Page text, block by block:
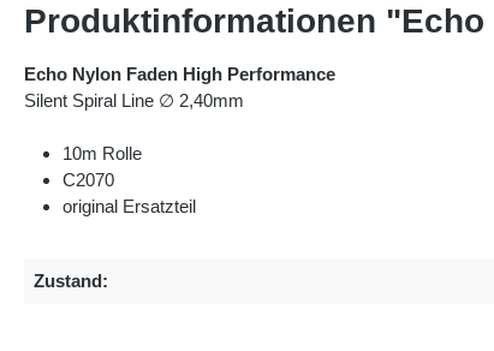
Produktinformationen
Echo Nylon Faden High Performance
Silent Spiral Line ∅ 2,40mm
10m Rolle
C2070
original Ersatzteil
Zustand: